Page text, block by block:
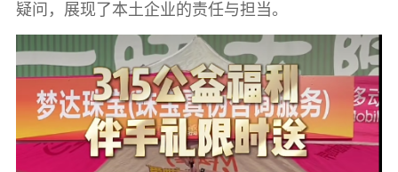
疑问，展现了本土企业的责任与担当。